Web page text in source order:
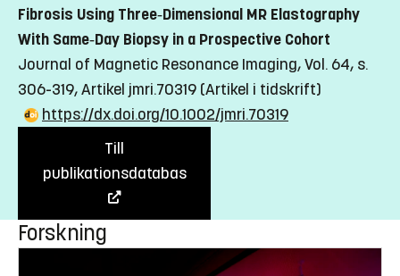
Fibrosis Using Three‐Dimensional MR Elastography
With Same‐Day Biopsy in a Prospective Cohort
Journal of Magnetic Resonance Imaging, Vol. 64, s.
306-319, Artikel jmri.70319 (Artikel i tidskrift)
https://dx.doi.org/10.1002/jmri.70319
Till
publikationsdatabas
Forskning